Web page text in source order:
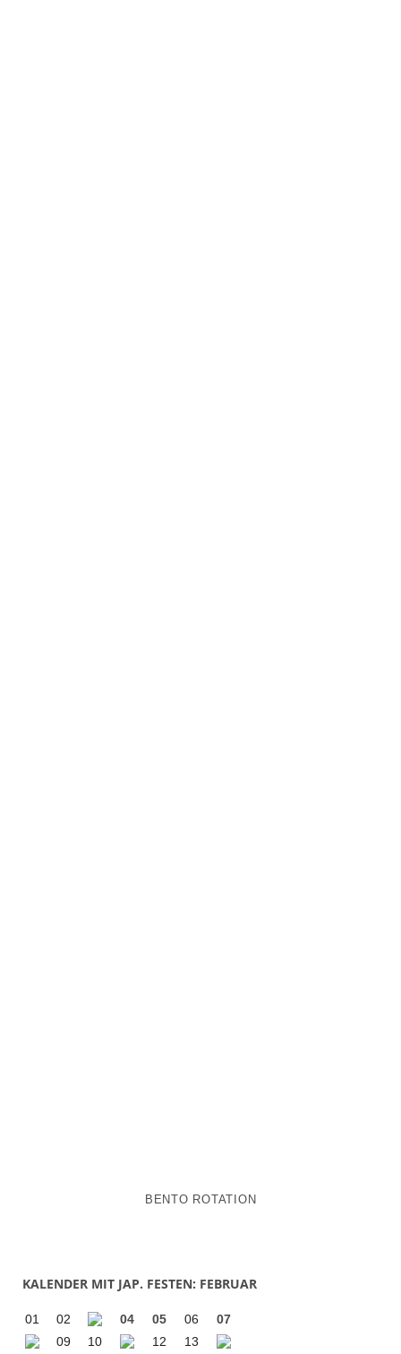
BENTO ROTATION
KALENDER MIT JAP. FESTEN: FEBRUAR
01 02 04 05 06
07
09
10 12 13